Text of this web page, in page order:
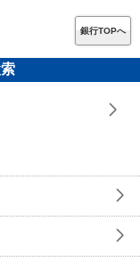
銀行TOPへ